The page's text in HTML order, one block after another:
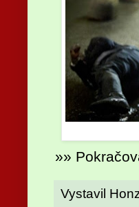
»»
Vystavil